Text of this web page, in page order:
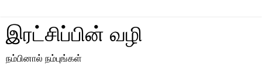
இரட்சிப்பின் வழி
நம்பினால் நம்புங்கள்